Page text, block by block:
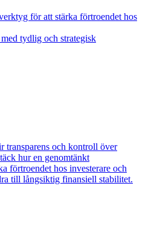
för att stärka förtroendet hos
tydlig och strategisk
transparens och kontroll över
hur en genomtänkt
förtroendet hos investerare och
till långsiktig finansiell stabilitet.